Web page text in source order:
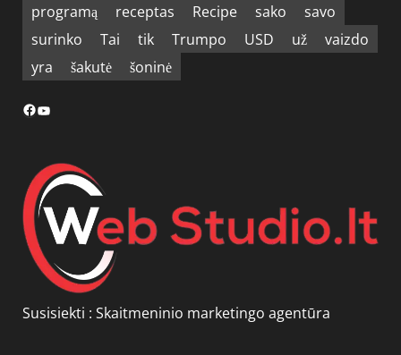
programą
receptas Recipe sako
savo
surinko
Tai tik Trumpo USD už
vaizdo
yra
šakutė šoninė
Facebook
YouTube
Susisiekti : Skaitmeninio marketingo agentūra